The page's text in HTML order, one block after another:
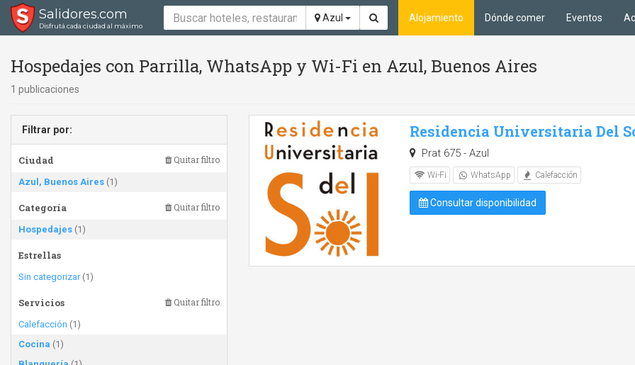
Salidores.com
Disfrutá cada ciudad al máximo
Azul Alojamiento Dónde comer Eventos
Hospedajes con Parrilla, WhatsApp y Wi-Fi en Azul, Buenos Aires
1 publicaciones
Filtrar por:
Ciudad Quitar filtro
Azul, Buenos Aires (1)
Categoría Quitar filtro
Hospedajes (1)
Estrellas
Sin categorizar(1)
Servicios Quitar filtro
Calefacción (1)
Cocina (1)
Residencia Universitaria Del
Prat 675 - Azul
Wi-Fi WhatsApp Calefacción
Consultar disponibilidad